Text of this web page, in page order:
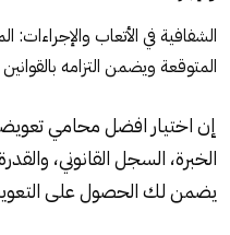
الشفافية في الأتعاب
المتوقعة ويضمن التزامه
إن اختيار افضل محامي
الخبرة، السجل القانوني،
يضمن لك الحصول على